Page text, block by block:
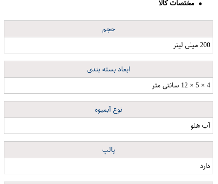
مختصات کالا
حجم
200 میلی لیتر
ابعاد بسته بندی
4 × 5 × 12 سانتی متر
نوع آبمیوه
آب هلو
پالپ
دارد